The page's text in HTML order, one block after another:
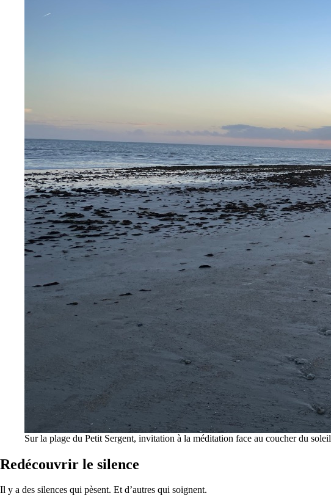
Sur la plage du Petit Sergent, invitation à la méditation face au coucher du soleil
Redécouvrir le silence
Il y a des silences qui pèsent. Et d’autres qui soignent.